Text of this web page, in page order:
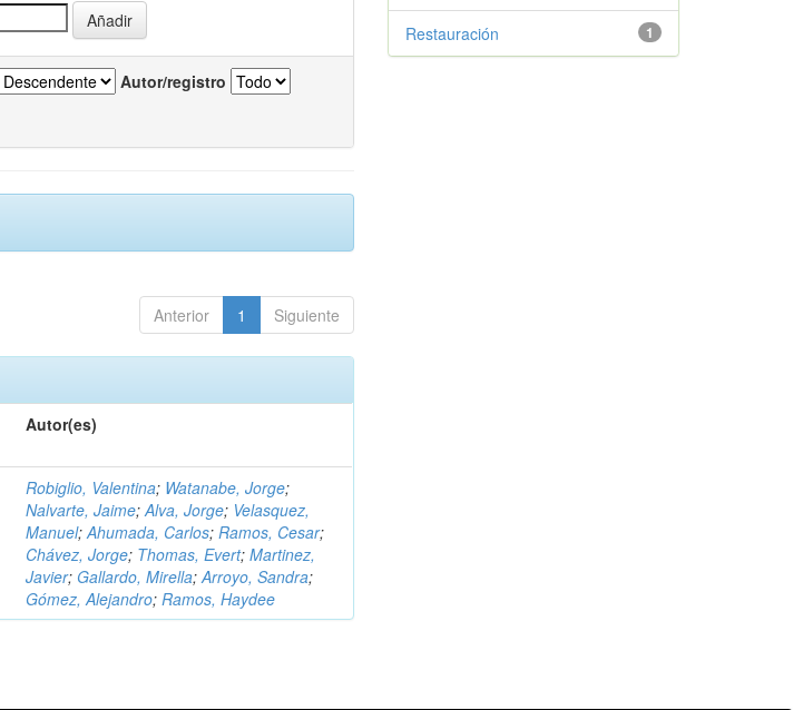
Autor/registro
Anterior 1 Siguiente
Autor(es)
Robiglio, Valentina; Watanabe, Jorge;
Nalvarte, Jaime;Alva, Jorge; Velasquez,
Manuel;Ahumada, Carlos;Ramos, Cesar;
Chávez, Jorge; Thomas, Evert;Martinez,
Javier; Gallardo, Mirella;Arroyo, Sandra;
Gómez, Alejandro;Ramos, Haydee
1
Restauración